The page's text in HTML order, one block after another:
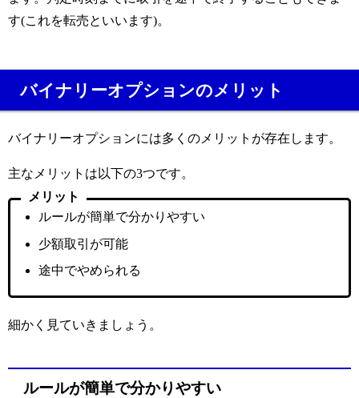
す(これを転売といいます)。
バイナリーオプションのメリット
バイナリーオプションには多くのメリットが存在します。
主なメリットは以下の3つです。
メリット
ルールが簡単で分かりやすい
少額取引が可能
途中でやめられる
細かく見ていきましょう。
ルールが簡単で分かりやすい